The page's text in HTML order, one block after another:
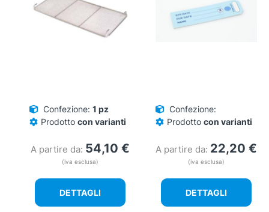
Confezione: 1 pz
Prodotto con varianti
A partire da: 54,10 €
(iva esclusa)
DETTAGLI
Confezione:
Prodotto con varianti
A partire da: 22,20 €
(iva esclusa)
DETTAGLI